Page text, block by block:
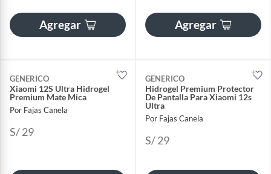
Agregar Agregar
GENERICO
Xiaomi 12S Ultra Hidrogel
Premium Mate Mica
Por Fajas Canela
S/ 29
GENERICO
Hidrogel Premium Protector
De Pantalla Para Xiaomi 12s
Ultra
Por Fajas Canela
S/ 29